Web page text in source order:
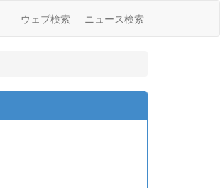
ウェブ検索 ニュース検索